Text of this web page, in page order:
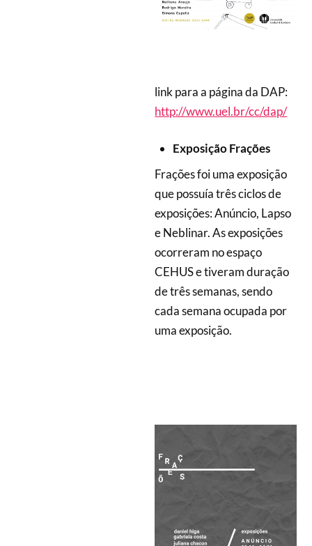
link para a página da DAP:
http://www.uel.br/cc/dap/
Exposição Frações
Frações foi uma exposição
que possuía três ciclos de
exposições: Anúncio, Lapso
e Neblinar. As exposições
ocorreram no espaço
CEHUS e tiveram duração
de três semanas, sendo
cada semana ocupada por
uma exposição.